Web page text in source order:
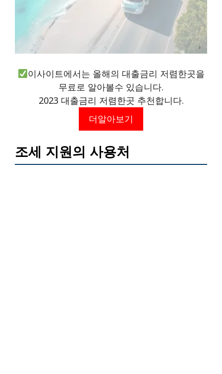
이사이트에서는 올해의 대출금리 저렴한곳을
무료로 알아볼수 있습니다.
2023 대출금리 저렴한곳 추천합니다.
더알아보기
조세 지원의 사용처